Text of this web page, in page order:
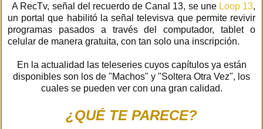
A RecTv, señal del recuerdo de Canal 13, se une Loop 13,
un portal que habilitó la señal televisva que permite revivir
programas pasados a través del computador, tablet o
celular de manera gratuita, con tan solo una inscripción.
En la actualidad las teleseries cuyos capítulos ya están
disponibles son los de "Machos" y "Soltera Otra Vez", los
cuales se pueden ver con una gran calidad.
¿QUÉ TE PARECE?